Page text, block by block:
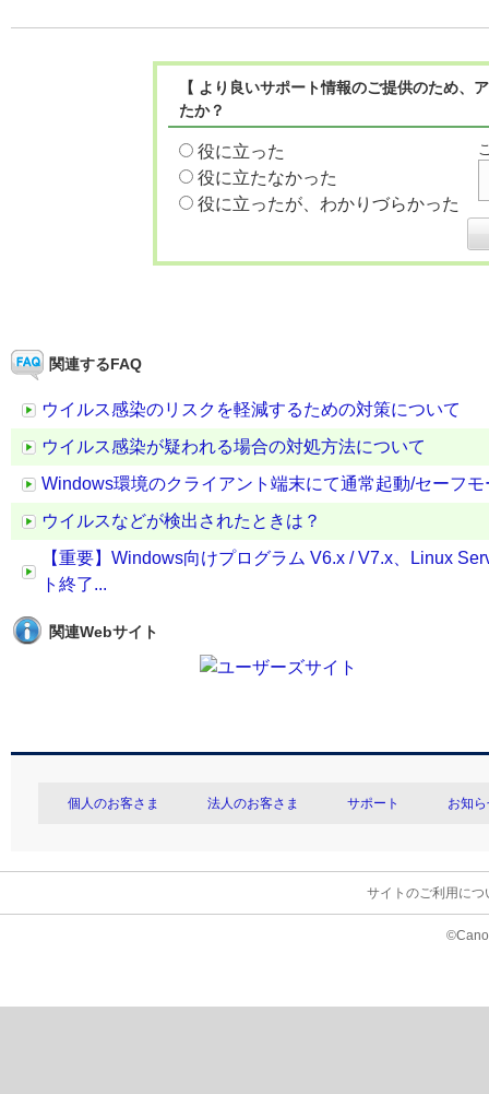
【 より良いサポート情報のご提供のため
たか？
役に立った
役に立たなかった
役に立ったが、わかりづらかった
関連するFAQ
ウイルス感染のリスクを軽減するための対策について
ウイルス感染が疑われる場合の対処方法について
Windows環境のクライアント端末にて通常起動/セーフ
ウイルスなどが検出されたときは？
【重要】Windows向けプログラム V6.x / V7.x、Linux
ト終了...
関連Webサイト
個人のお客さま 法人のお客さま サポート お知
サイトのご利用につ